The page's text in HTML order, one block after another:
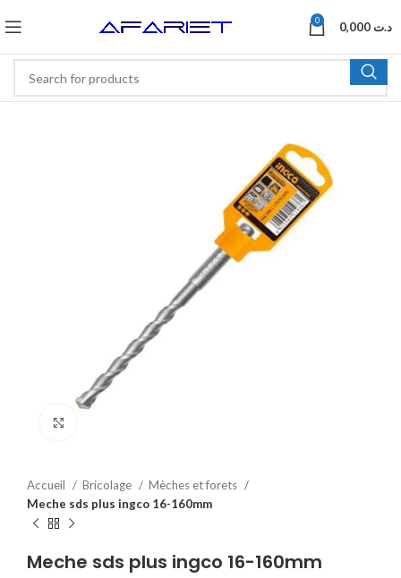
0 د.ت
Accueil Bricolage
Mèches et forets
Meche sds plus ingco 16-160mm
Meche sds plus ingco 16-160mm